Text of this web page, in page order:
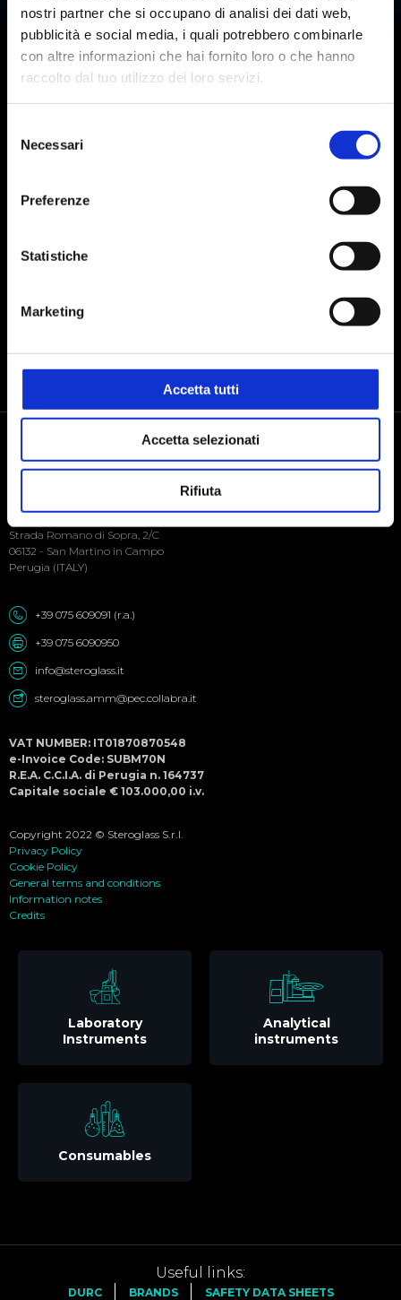
nostri partner che si occupano di analisi dei dati web,
pubblicità e social media, i quali potrebbero combinarle
con altre informazioni che hai fornito loro o che hanno
raccolto dal tuo utilizzo dei loro servizi.
delNecessari
Preferenze
Statistiche
Marketing
Accetta tutti
Accetta selezionati
Rifiuta
I agree to the processing of personal data after reading thedata
processing policy
Social
Menu
Strada Romano di Sopra, 2/C
06132 - San Martino in Campo
Perugia (ITALY)
+39 075 609091 (r.a.)
+39 075 6090950
info@steroglass.it
steroglass.amm@pec.collabra.it
VAT NUMBER: IT01870870548
e-Invoice Code: SUBM70N
R.E.A. C.C.I.A. di Perugia n. 164737
Capitale sociale € 103.000,00 i.v.
Copyright 2022 © Steroglass S.r.l.
Privacy Policy
Cookie Policy
General terms and conditions
Information notes
Credits
Laboratory
Instruments
Analytical
instruments
Consumables
Useful links:
DURC BRANDS SAFETY DATA SHEETS